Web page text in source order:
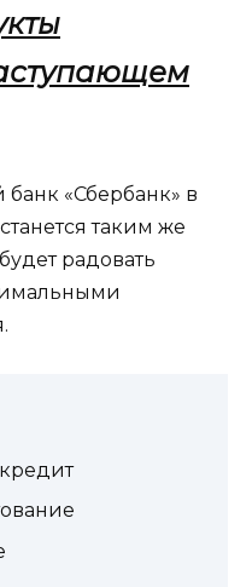
«Сбербанк» в
таким же
радовать